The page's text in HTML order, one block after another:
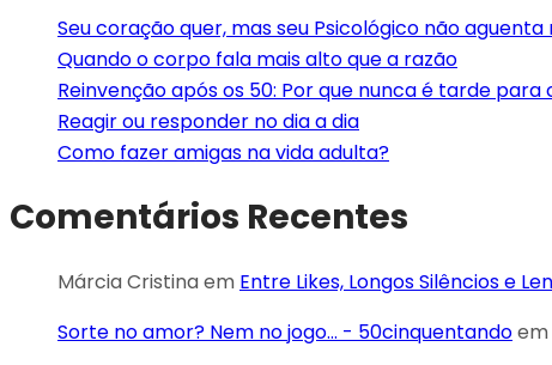
Seu coração quer, mas seu Psicológico não aguenta
Quando o corpo fala mais alto que a razão
Reinvenção após os 50: Por que nunca é tarde
Reagir ou responder no dia a dia
Como fazer amigas na vida adulta?
Comentários Recentes
Márcia Cristinaem Entre Likes, Longos Silêncios e
Sorte no amor? Nem no jogo... - 50cinquentandoem